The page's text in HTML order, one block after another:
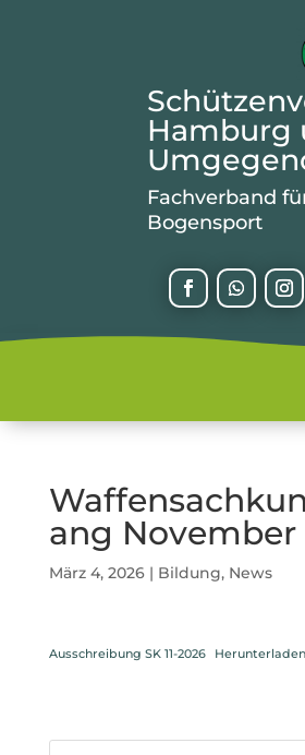
Hamburg
Fachverband
Bogensport
ang November
März 4, 2026| Bildung, News
Ausschreibung SK 11-2026 Herunterladen